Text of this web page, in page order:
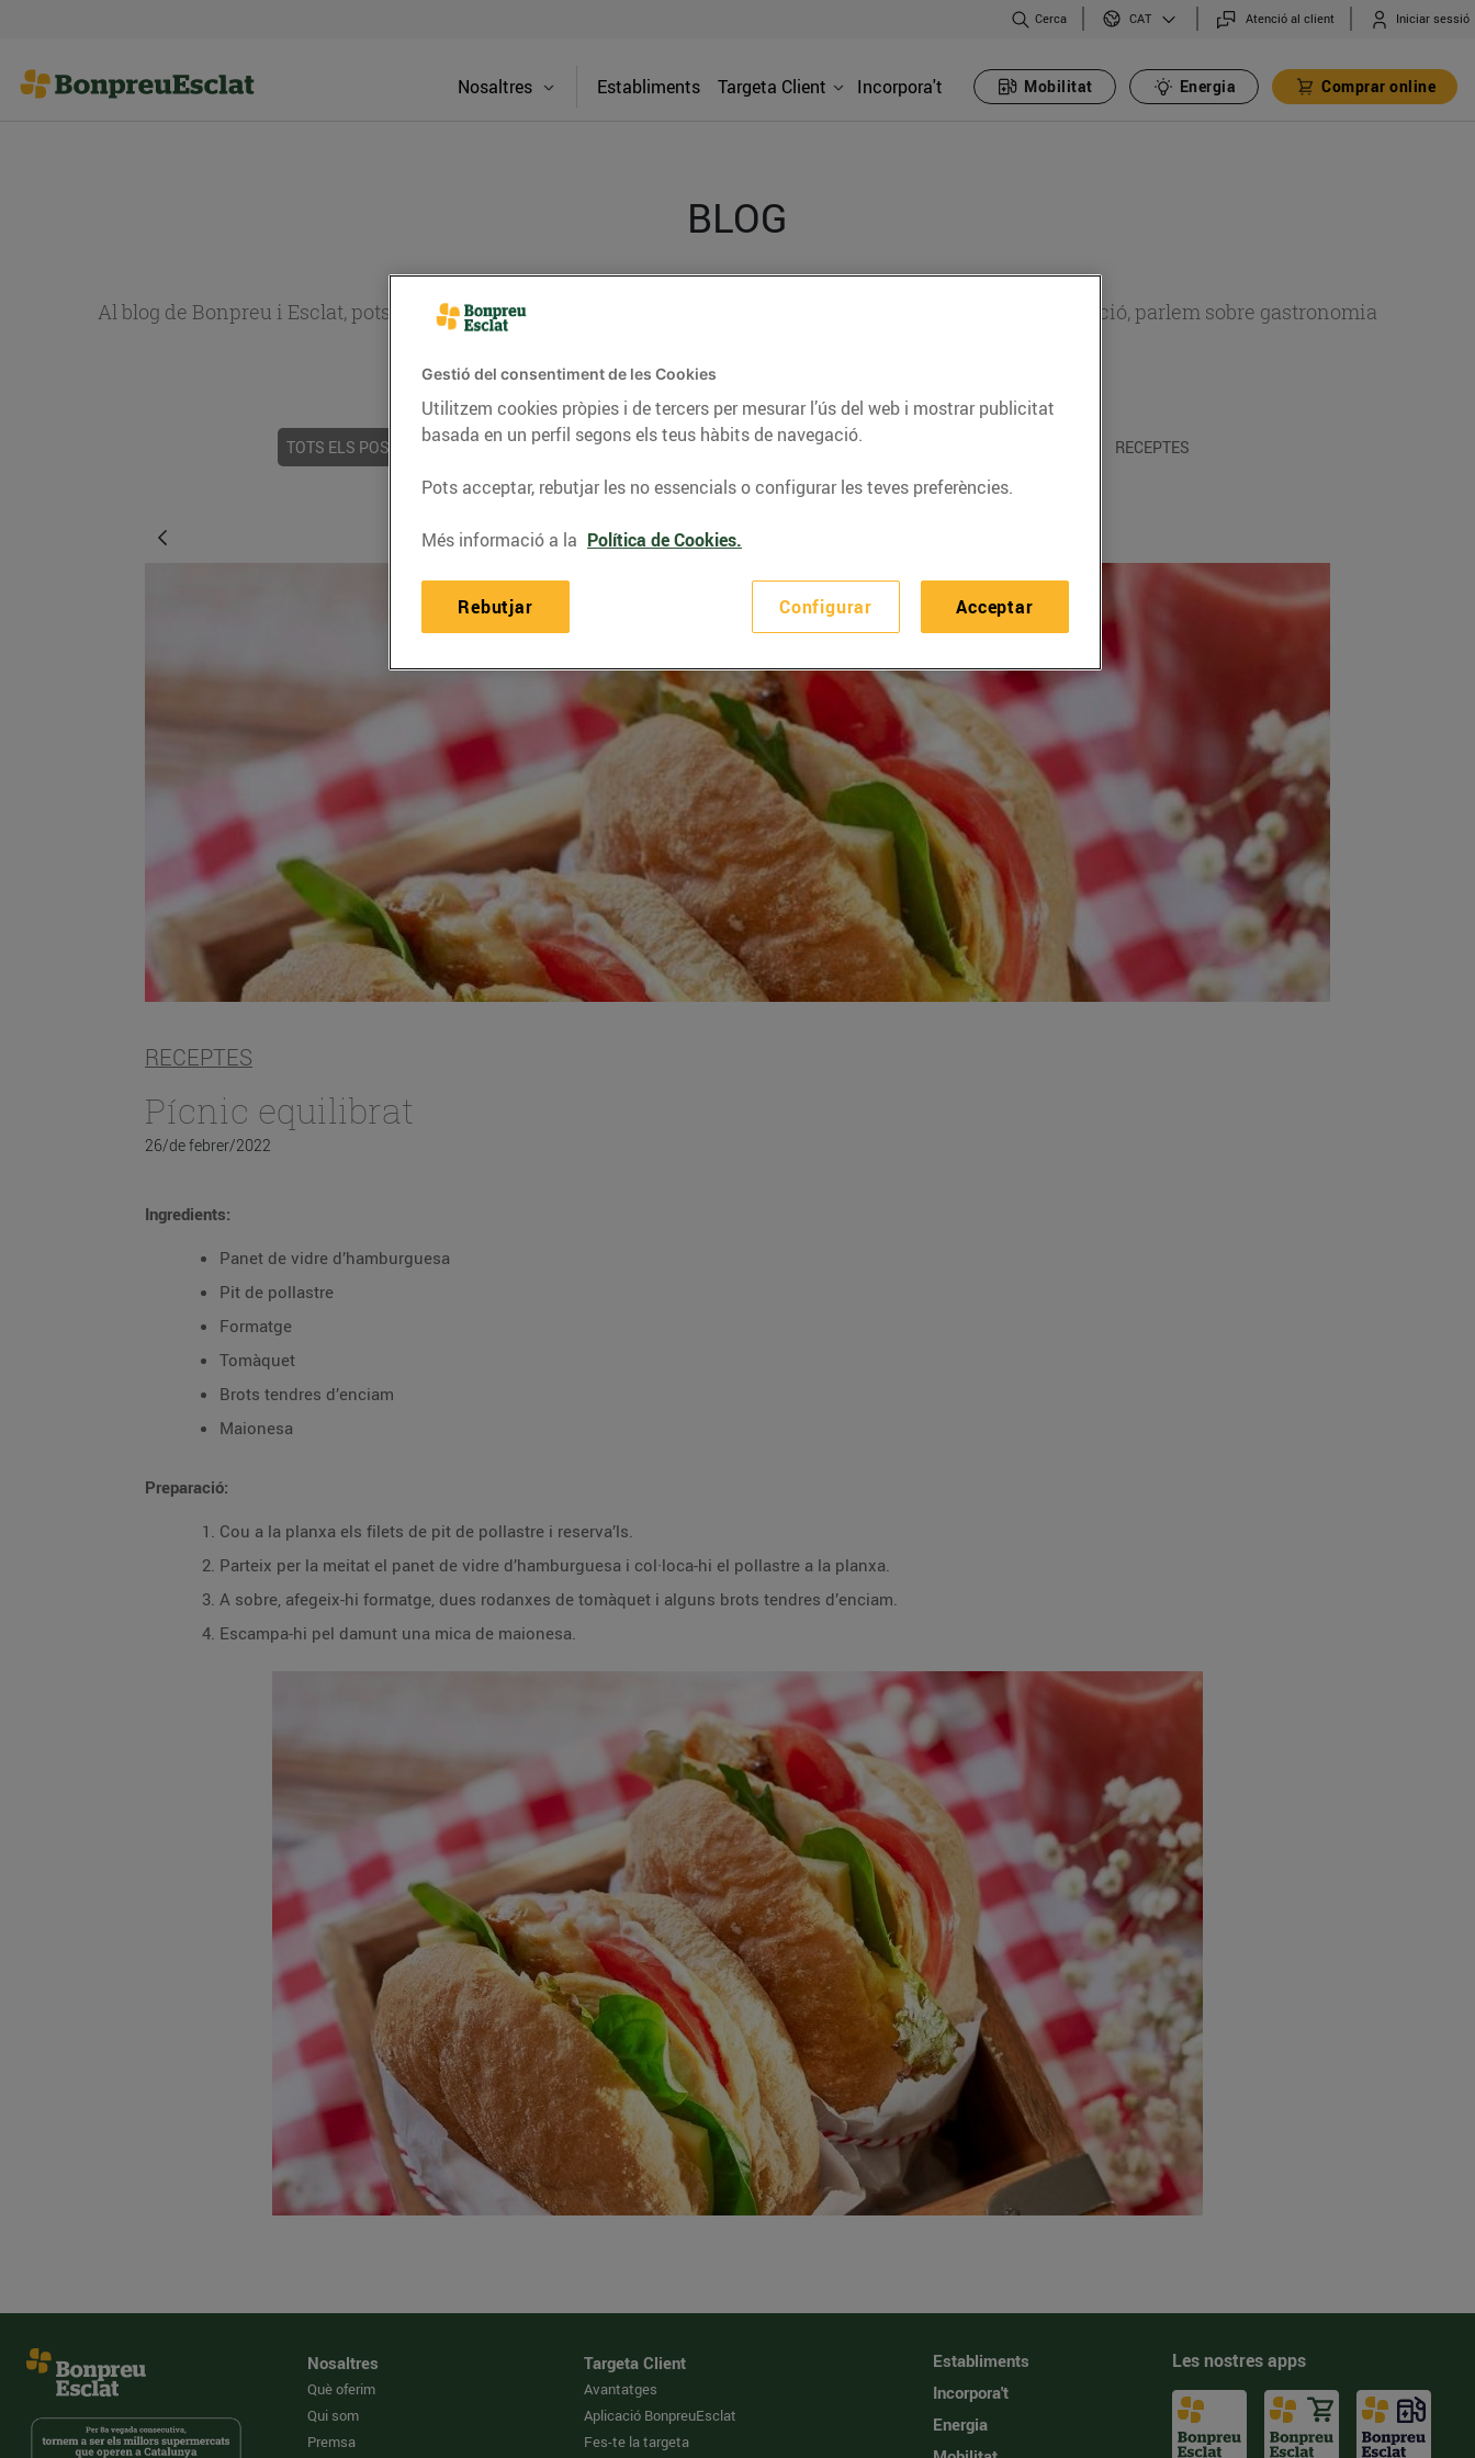
Cerca CAT Atenció al client Iniciar sessió
Nosaltres Establiments Targeta Client Incorpora't Mobilitat Energia Comprar online
BLOG
Al blog de Bonpreu i Esclat, pots trobar receptes, consells nutricionals, informació d’actualitat sobre alimentació, parlem sobre gastronomia
TOTS ELS POSTS ACTUALITAT CONSELLS I HÀBITS SALUDABLES ENERGIA RECEPTES
RECEPTES
Pícnic equilibrat
26/de febrer/2022
Ingredients:
Panet de vidre d’hamburguesa
Pit de pollastre
Formatge
Tomàquet
Brots tendres d’enciam
Maionesa
Preparació:
Cou a la planxa els filets de pit de pollastre i reserva’ls.
Parteix per la meitat el panet de vidre d’hamburguesa i col·loca-hi el pollastre a la planxa.
A sobre, afegeix-hi formatge, dues rodanxes de tomàquet i alguns brots tendres d’enciam.
Escampa-hi pel damunt una mica de maionesa.
Nosaltres
Què oferim
Qui som
Premsa
Targeta Client
Avantatges
Aplicació BonpreuEsclat
Fes-te la targeta
Establiments
Incorpora't
Energia
Les nostres apps
Gestió del consentiment de les Cookies
Utilitzem cookies pròpies i de tercers per mesurar l’ús del web i mostrar publicitat
basada en un perfil segons els teus hàbits de navegació.
Pots acceptar, rebutjar les no essencials o configurar les teves preferències.
Més informació a la Política de Cookies.
Configurar
Rebutjar Acceptar